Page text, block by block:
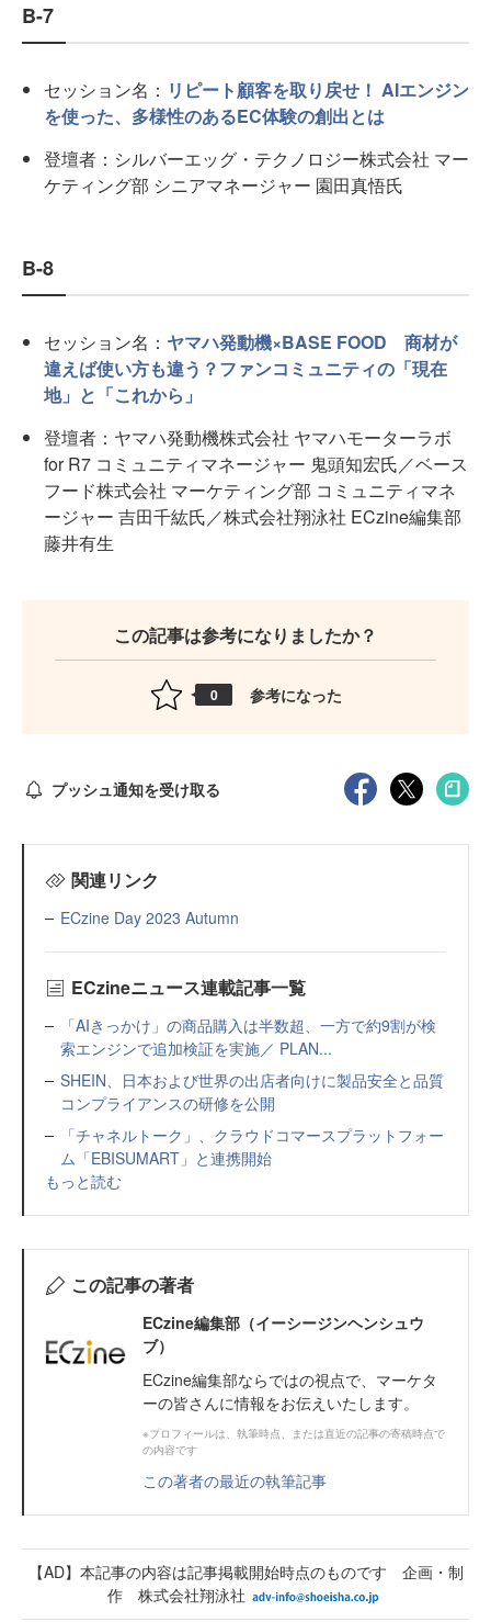
B-7
セッション名： リピート顧客を取り戻せ！ AIエンジン
を使った、多様性のあるEC体験の創出とは
登壇者：シルバーエッグ・テクノロジー株式会社 マー
ケティング部 シニアマネージャー 園田真悟氏
B-8
セッション名： ヤマハ発動機×BASE FOOD 商材が
違えば使い方も違う？ファンコミュニティの「現在
地」と「これから」
登壇者：ヤマハ発動機株式会社 ヤマハモーターラボ
for R7 コミュニティマネージャー 鬼頭知宏氏／ベース
フード株式会社 マーケティング部 コミュニティマネ
ージャー 吉田千紘氏／株式会社翔泳社 ECzine編集部
藤井有生
この記事は参考になりましたか？
0 参考になった
プッシュ通知を受け取る
関連リンク
ECzine Day 2023 Autumn
ECzineニュース連載記事一覧
「AIきっかけ」の商品購入は半数超、一方で約9割が検
索エンジンで追加検証を実施／ PLAN...
SHEIN、日本および世界の出店者向けに製品安全と品質
コンプライアンスの研修を公開
「チャネルトーク」、クラウドコマースプラットフォー
ム「EBISUMART」と連携開始
もっと読む
この記事の著者
ECzine編集部（イーシージンヘンシュウ
ブ）
ECzine編集部ならではの視点で、マーケタ
ーの皆さんに情報をお伝えいたします。
※プロフィールは、執筆時点、または直近の記事の寄稿時点で
の内容です
この著者の最近の執筆記事
【AD】本記事の内容は記事掲載開始時点のものです 企画・制
作 株式会社翔泳社